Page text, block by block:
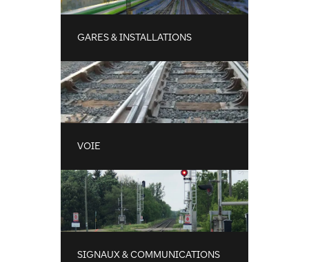
GARES & INSTALLATIONS
VOIE
SIGNAUX & COMMUNICATIONS